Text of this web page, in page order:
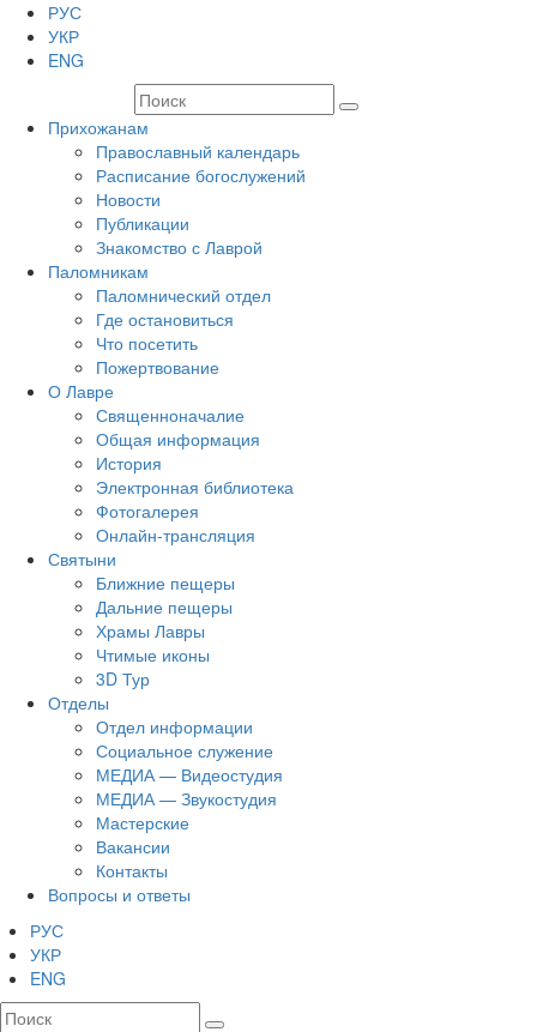
РУС
УКР
ENG
Прихожанам
Православный календарь
Расписание богослужений
Новости
Публикации
Знакомство с Лаврой
Паломникам
Паломнический отдел
Где остановиться
Что посетить
Пожертвование
О Лавре
Священноначалие
Общая информация
История
Электронная библиотека
Фотогалерея
Онлайн-трансляция
Святыни
Ближние пещеры
Дальние пещеры
Храмы Лавры
Чтимые иконы
3D Тур
Отделы
Отдел информации
Социальное служение
МЕДИА — Видеостудия
МЕДИА — Звукостудия
Мастерские
Вакансии
Контакты
Вопросы и ответы
РУС
УКР
ENG